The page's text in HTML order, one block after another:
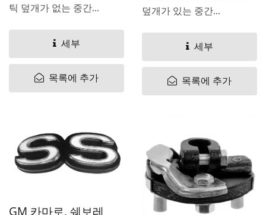
틱 덮개가 없는 중간...
세부
목록에 추가
덮개가 있는 중간...
세부
목록에 추가
GM 카마로, 쉐보레